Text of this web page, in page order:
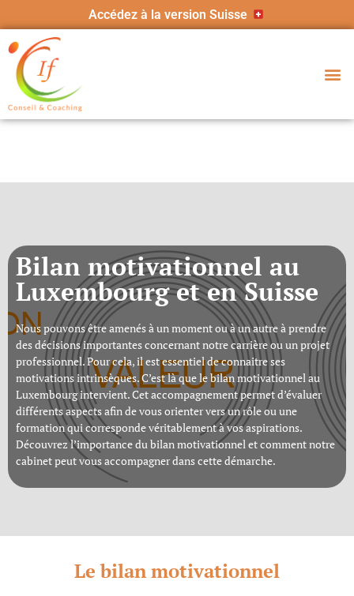
Accédez à la version Suisse
Bilan motivationnel au
Luxembourg et en Suisse
Nous pouvonsêtreamenés à un moment ou à un autre à prendre
des décisions importantes concernant notre carrière ou un projet
professionnel. Pour cela, il est essentiel de connaitre ses
motivations intrinsèques. C’est là que le bilan motivationnel au
Luxembourg intervient. Cet accompagnement permet d’évaluer
différents aspects afin de vous orienter vers un rôle ou une
formation qui corresponde véritablement à vos aspirations.
Découvrez l’importance du bilan motivationnel et comment notre
cabinetpeut vous accompagner dans cette démarche.
Le bilan motivationnel